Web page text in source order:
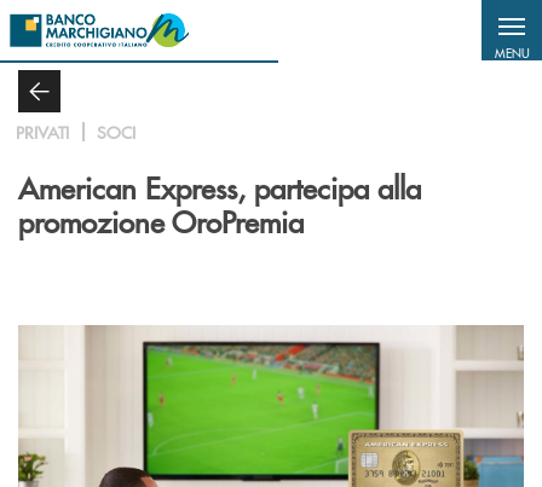
Salta al contenuto principale
MENU
PRIVATI SOCI
American Express, partecipa alla
promozione OroPremia